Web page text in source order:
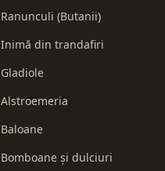
Ranunculi (Butanii)
Inimă din trandafiri
Gladiole
Alstroemeria
Baloane
Bomboane și dulciuri